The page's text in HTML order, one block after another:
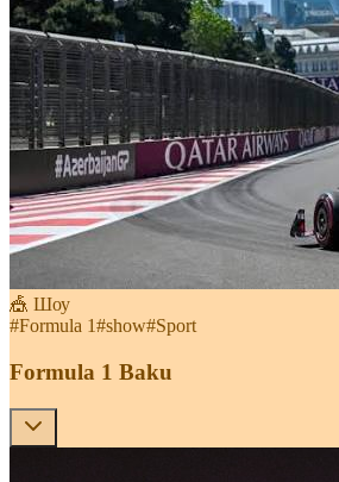
🎪 Шоу
#Formula 1#show#Sport
Formula 1 Baku